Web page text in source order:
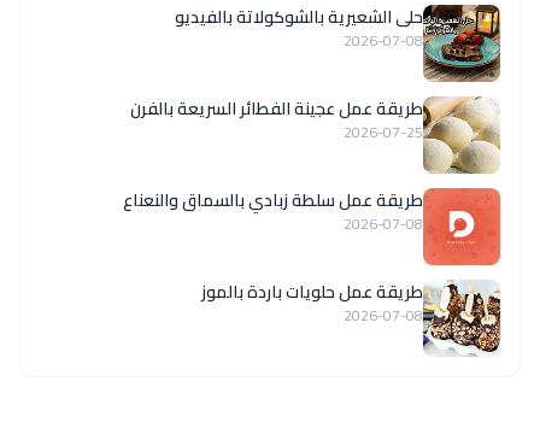
حلى الشعيرية بالشوكولاتة بالفيديو
2026-07-08
طريقة عمل عجينة الفطائر السريعة بالفرن
2026-07-25
طريقة عمل سلطة زبادي بالسماق والنعناع
2026-07-08
طريقة عمل حلويات باردة بالموز
2026-07-08